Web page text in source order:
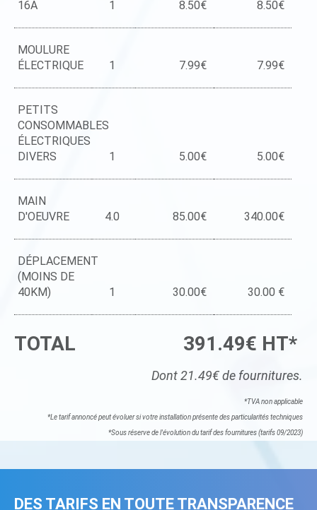
16A 1 8.50€ 8.50€
MOULURE
ÉLECTRIQUE
1 7.99€ 7.99€
PETITS
CONSOMMABLES
ÉLECTRIQUES
DIVERS
1 5.00€ 5.00€
MAIN
D'OEUVRE
4.0 85.00€ 340.00€
DÉPLACEMENT
(MOINS DE
40KM)
1 30.00€ 30.00 €
TOTAL 391.49€ HT*
Dont 21.49€ de fournitures.
*TVA non applicable
*Le tarif annoncé peut évoluer si votre installation présente des particularités techniques
*Sous réserve de l'évolution du tarif des fournitures (tarifs 09/2023)
DES TARIFS EN TOUTE TRANSPARENCE